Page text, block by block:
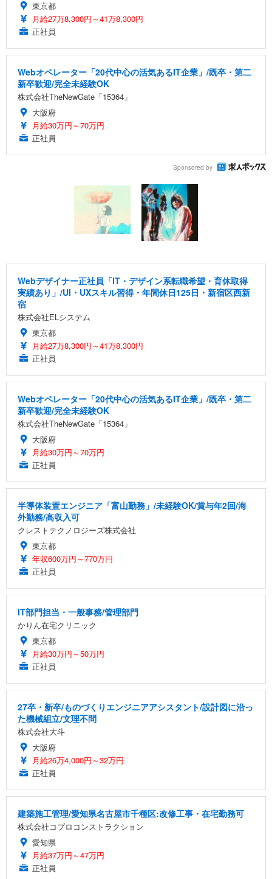
東京都
月給27万8,300円～41万8,300円
正社員
Webオペレーター「20代中心の活気あるIT企業」/既卒・第二
新卒歓迎/完全未経験OK
株式会社TheNewGate「15364」
大阪府
月給30万円～70万円
正社員
Sponsored by
Webデザイナー正社員「IT・デザイン系転職希望・育休取得
実績あり」/UI・UXスキル習得・年間休日125日・新宿区西新
宿
株式会社ELシステム
東京都
月給27万8,300円～41万8,300円
正社員
Webオペレーター「20代中心の活気あるIT企業」/既卒・第二
新卒歓迎/完全未経験OK
株式会社TheNewGate「15364」
大阪府
月給30万円～70万円
正社員
半導体装置エンジニア「富山勤務」/未経験OK/賞与年2回/海
外勤務/高収入可
クレストテクノロジーズ株式会社
東京都
年収600万円～770万円
正社員
IT部門担当・一般事務/管理部門
かりん在宅クリニック
東京都
月給30万円～50万円
正社員
27卒・新卒/ものづくりエンジニアアシスタント/設計図に沿っ
た機械組立/文理不問
株式会社大斗
大阪府
月給26万4,000円～32万円
正社員
建築施工管理/愛知県名古屋市千種区:改修工事・在宅勤務可
株式会社コプロコンストラクション
愛知県
月給37万円～47万円
正社員